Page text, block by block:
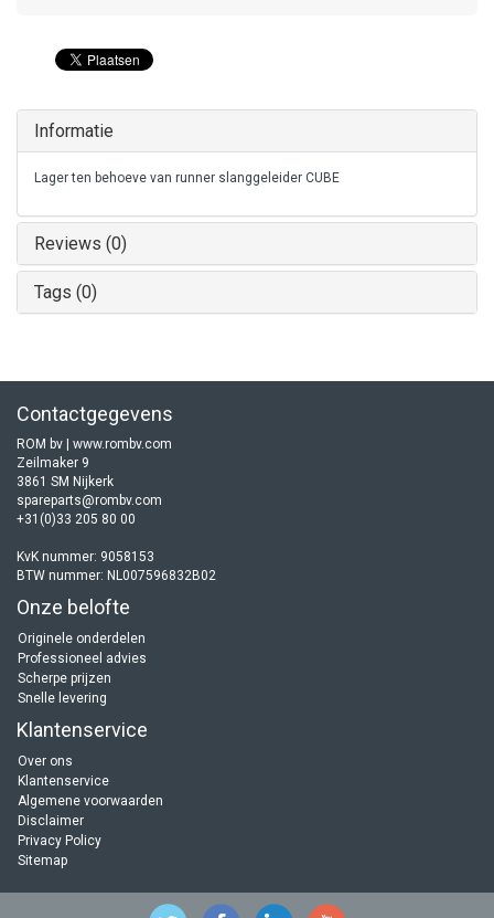
Informatie
Lager ten behoeve van runner slanggeleider CUBE
Reviews (0)
Tags (0)
Contactgegevens
ROM bv | www.rombv.com
Zeilmaker 9
3861 SM Nijkerk
spareparts@rombv.com
+31(0)33 205 80 00
KvK nummer: 9058153
BTW nummer: NL007596832B02
Onze belofte
Originele onderdelen
Professioneel advies
Scherpe prijzen
Snelle levering
Klantenservice
Over ons
Klantenservice
Algemene voorwaarden
Disclaimer
Privacy Policy
Sitemap